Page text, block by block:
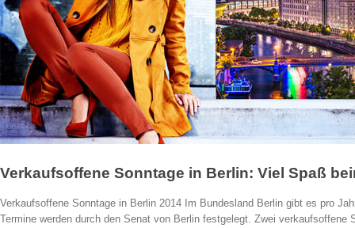
Verkaufsoffene Sonntage in Berlin: Viel Spaß
Verkaufsoffene Sonntage in Berlin 2014 Im Bundesland Berlin gibt es pro
Termine werden durch den Senat von Berlin festgelegt. Zwei verkaufsoffene